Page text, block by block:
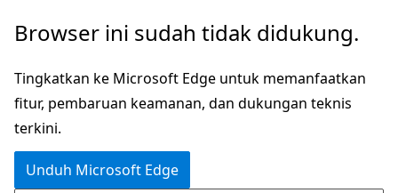
Lompati
konten
utama
Browser ini sudah tidak didukung.
Tingkatkan ke Microsoft Edge untuk memanfaatkan
fitur, pembaruan keamanan, dan dukungan teknis
terkini.
Unduh Microsoft Edge